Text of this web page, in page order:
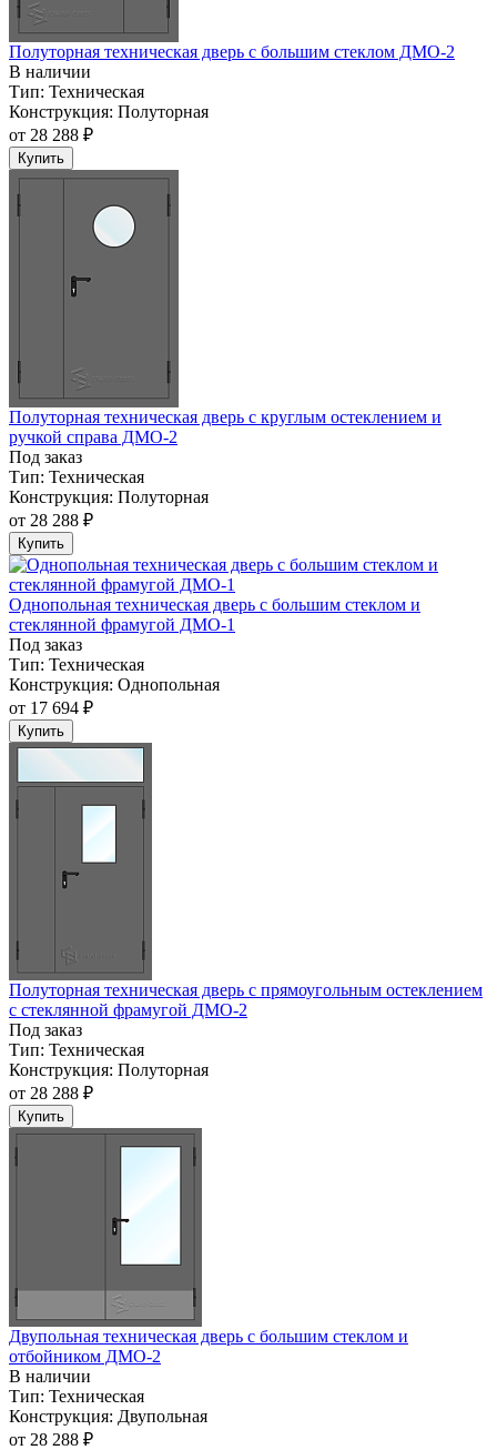
Полуторная техническая дверь с большим стеклом ДМО-2
В наличии
Тип: Техническая
Конструкция: Полуторная
от 28 288 ₽
Купить
Полуторная техническая дверь с круглым остеклением и
ручкой справа ДМО-2
Под заказ
Тип: Техническая
Конструкция: Полуторная
от 28 288 ₽
Купить
Однопольная техническая дверь с большим стеклом и
стеклянной фрамугой ДМО-1
Под заказ
Тип: Техническая
Конструкция: Однопольная
от 17 694 ₽
Купить
Полуторная техническая дверь с прямоугольным остеклением
с стеклянной фрамугой ДМО-2
Под заказ
Тип: Техническая
Конструкция: Полуторная
от 28 288 ₽
Купить
Двупольная техническая дверь c большим стеклом и
отбойником ДМО-2
В наличии
Тип: Техническая
Конструкция: Двупольная
от 28 288 ₽